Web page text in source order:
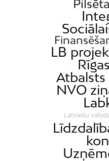
LB
NVO
Latviešu